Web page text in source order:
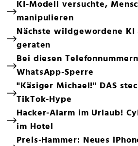
KI-Modell versuchte,
manipulieren
Nächste wildgewordene
geraten
Bei diesen
WhatsApp-Sperre
"Käsiger Michael!" DAS
TikTok-Hype
Hacker-Alarm im Urlaub!
im Hotel
Preis-Hammer: Neues